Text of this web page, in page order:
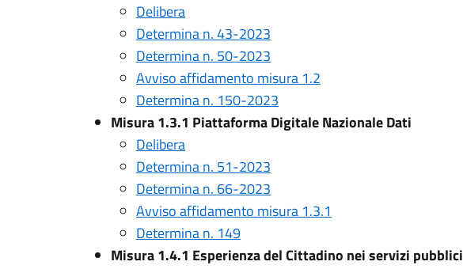
Delibera
Determina n. 43-2023
Determina n. 50-2023
Avviso affidamento misura 1.2
Determina n. 150-2023
Misura 1.3.1 Piattaforma Digitale Nazionale Dati
Delibera
Determina n. 51-2023
Determina n. 66-2023
Avviso affidamento misura 1.3.1
Determina n. 149
Misura 1.4.1 Esperienza del Cittadino nei servizi pubblici